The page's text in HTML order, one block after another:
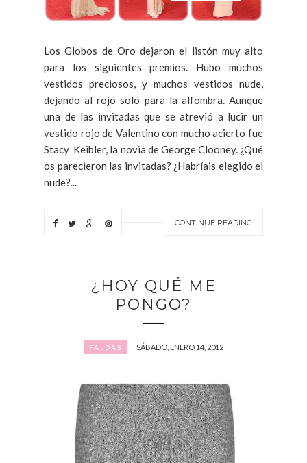
Los Globos de Oro dejaron el listón muy alto
para los siguientes premios. Hubo muchos
vestidos preciosos, y muchos vestidos nude,
dejando al rojo solo para la alfombra. Aunque
una de las invitadas que se atrevió a lucir un
vestido rojo de Valentino con mucho acierto fue
Stacy Keibler, la novia de George Clooney. ¿Qué
os parecieron las invitadas? ¿Habríais elegido el
nude?...
CONTINUE READING
¿HOY QUÉ ME
PONGO?
FALDAS SÁBADO, ENERO 14, 2012